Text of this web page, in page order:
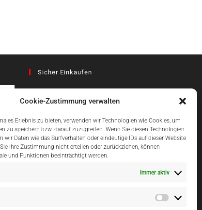
Cookie-Zustimmung verwalten
Erlebnis zu bieten, verwenden wir Technologien wie Cookies, um
zu speichern bzw. darauf zuzugreifen. Wenn Sie diesen Technologien
wir Daten wie das Surfverhalten oder eindeutige IDs auf dieser Website
Ihre Zustimmung nicht erteilen oder zurückziehen, können
und Funktionen beeinträchtigt werden.
Immer aktiv
Sicher Einkaufen
Einfach Online Bezahlen